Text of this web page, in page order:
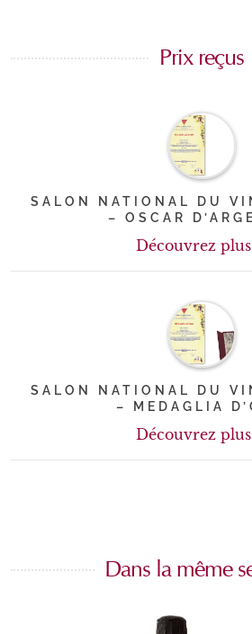
Prix reçus
SALON NATIONAL DU
– OSCAR
Découvrez plus
SALON NATIONAL DU
– MEDAGLIA
Découvrez plus
Dans la même